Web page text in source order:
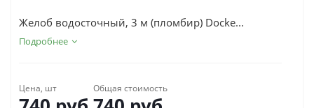
Желоб водосточный, 3 м (пломбир) Docke...
Подробнее
Цена, шт Общая стоимость